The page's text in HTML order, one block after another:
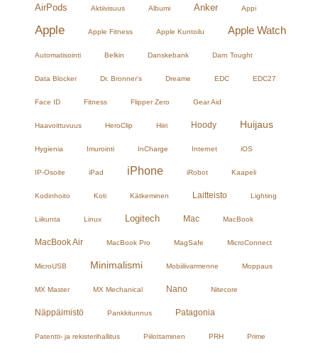
AirPods Aktiivisuus Albumi Anker Appi
Apple Apple Fitness Apple Kuntoilu Apple Watch
Automatisointi Belkin Danskebank Darn Tought
Data Blocker Dr. Bronner's Dreame EDC EDC27
Face ID Fitness Flipper Zero Gear Aid
Haavoittuvuus HeroClip Hiiri Hoody Huijaus
Hygienia Imurointi InCharge Internet iOS
IP-Osoite iPad iPhone iRobot Kaapeli
Kodinhoito Koti Kätkeminen Laitteisto Lighting
Liikunta Linux Logitech Mac MacBook
MacBook Air MacBook Pro MagSafe MicroConnect
MicroUSB Minimalismi Mobiilivarmenne Moppaus
MX Master MX Mechanical Nano Nitecore
Näppäimistö Pankkitunnus Patagonia
Patentti- ja rekisterihallitus Piilottaminen PRH Prime